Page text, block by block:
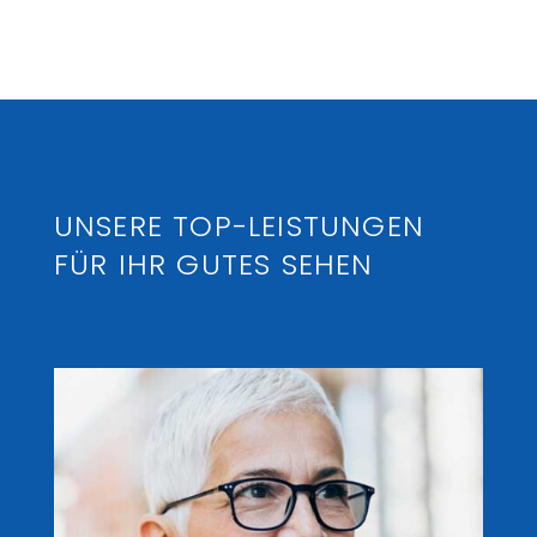
UNSERE TOP-LEISTUNGEN
FÜR IHR GUTES SEHEN